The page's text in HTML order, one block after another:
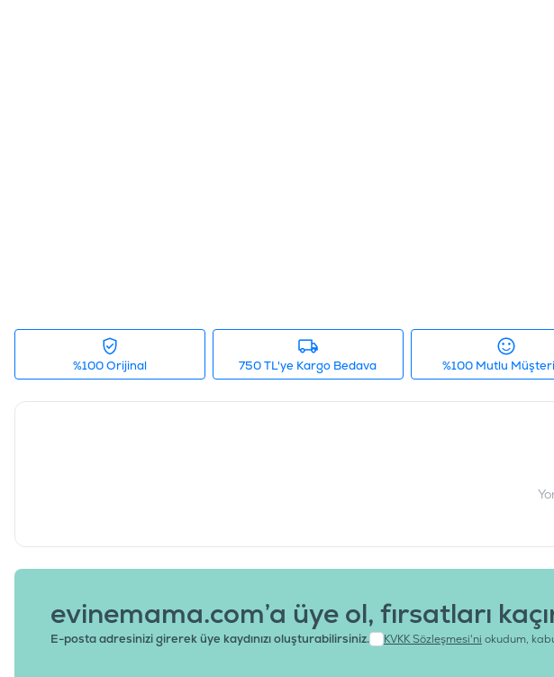
%100 Orijinal 750 TL'ye Kargo Bedava %100 Mutlu
evinemama.com’a üye ol, fırsatları
E-posta adresinizi girerek üye kaydınızı oluşturabilirsiniz. KVKK Sözleşmesi'ni okudum,